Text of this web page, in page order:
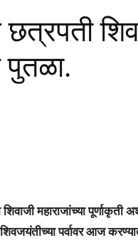
पुतळा.
महाराजांच्या
शिवजयंतीच्या पर्वावर आज